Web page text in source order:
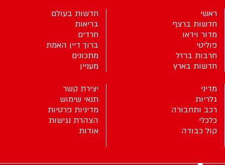
ראשי
חדשות ברצף
מדור וידאו
פוליטי
חרבות ברזל
חדשות בארץ
חדשות בעולם
בריאות
חרדים
ברוך דיין האמת
מתכונים
מעניין
מדיני
גלריות
רכב ותחבורה
כלכלי
קול כבודה
יצירת קשר
תנאי שימוש
מדיניות פרטיות
הצהרת נגישות
אודות